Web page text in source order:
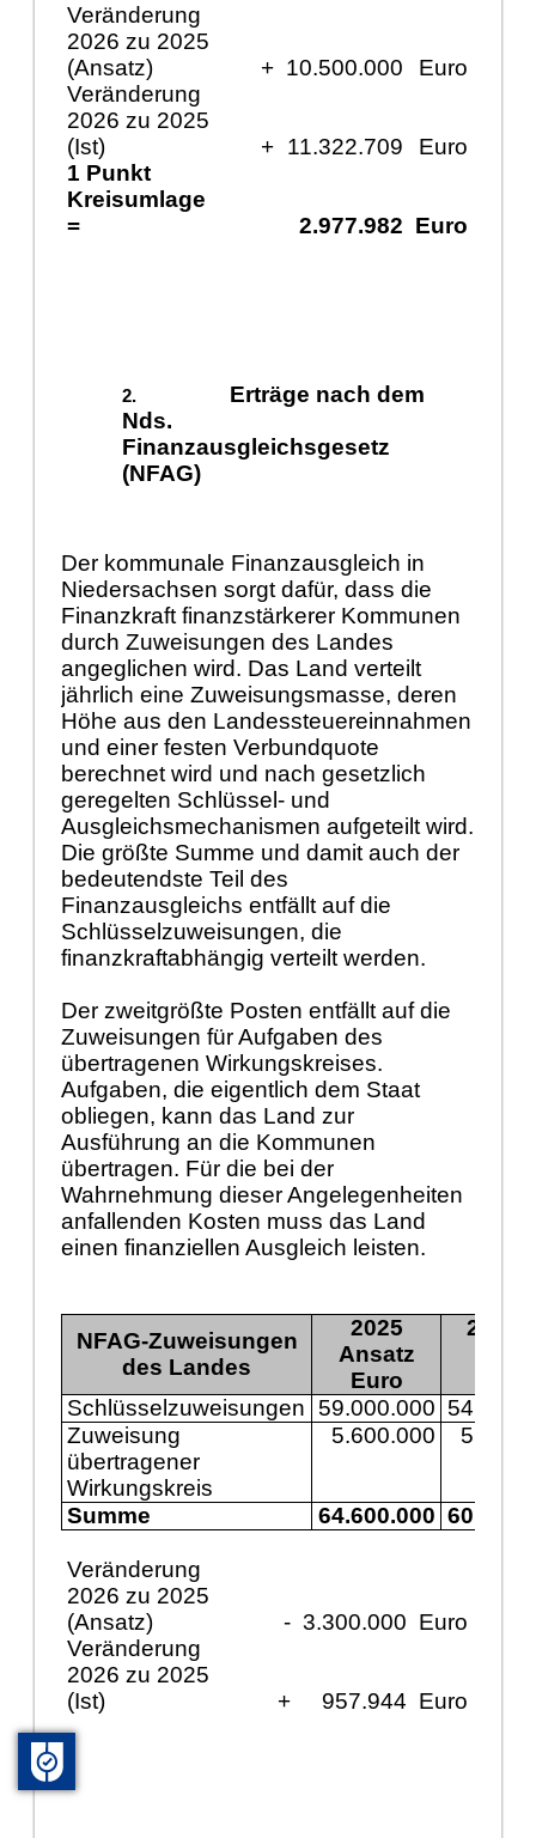
Veränderung
2026 zu 2025
(Ansatz)
+ 10.500.000
Euro
Veränderung
2026 zu 2025
(Ist)
+ 11.322.709
Euro
1 Punkt
Kreisumlage
=
2.977.982 Euro
Erträge nach dem
Nds.
Finanzausgleichsgesetz
(NFAG)
Der kommunale Finanzausgleich in
Niedersachsen sorgt dafür, dass die
Finanzkraft finanzstärkerer Kommunen
durch Zuweisungen des Landes
angeglichen wird. Das Land verteilt
jährlich eine Zuweisungsmasse, deren
Höhe aus den Landessteuereinnahmen
und einer festen Verbundquote
berechnet wird und nach gesetzlich
geregelten Schlüssel- und
Ausgleichsmechanismen aufgeteilt wird.
Die größte Summe und damit auch der
bedeutendste Teil des
Finanzausgleichs entfällt auf die
Schlüsselzuweisungen, die
finanzkraftabhängig verteilt werden.
Der zweitgrößte Posten entfällt auf die
Zuweisungen für Aufgaben des
übertragenen Wirkungskreises.
Aufgaben, die eigentlich dem Staat
obliegen, kann das Land zur
Ausführung an die Kommunen
übertragen. Für die bei der
Wahrnehmung dieser Angelegenheiten
anfallenden Kosten muss das Land
einen finanziellen Ausgleich leisten.
NFAG-Zuweisungen
des Landes
2025
Ansatz
2025
Euro
Schlüsselzuweisungen
59.000.000
Zuweisung
übertragener
Wirkungskreis
5.600.000
Summe 64.600.000
Veränderung
2026 zu 2025
(Ansatz)
- 3.300.000 Euro
Veränderung
2026 zu 2025
(Ist)
+ 957.944 Euro